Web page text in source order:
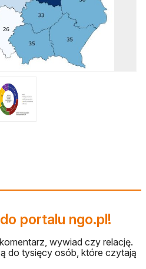
portalu ngo.pl!
wywiad czy relację.
do tysięcy osób, które czytają